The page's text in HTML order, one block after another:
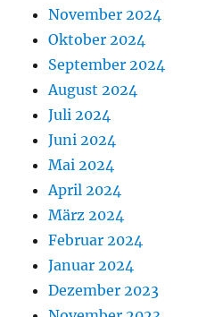
November 2024
Oktober 2024
September 2024
August 2024
Juli 2024
Juni 2024
Mai 2024
April 2024
März 2024
Februar 2024
Januar 2024
Dezember 2023